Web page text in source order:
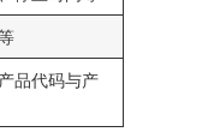
品代码与产